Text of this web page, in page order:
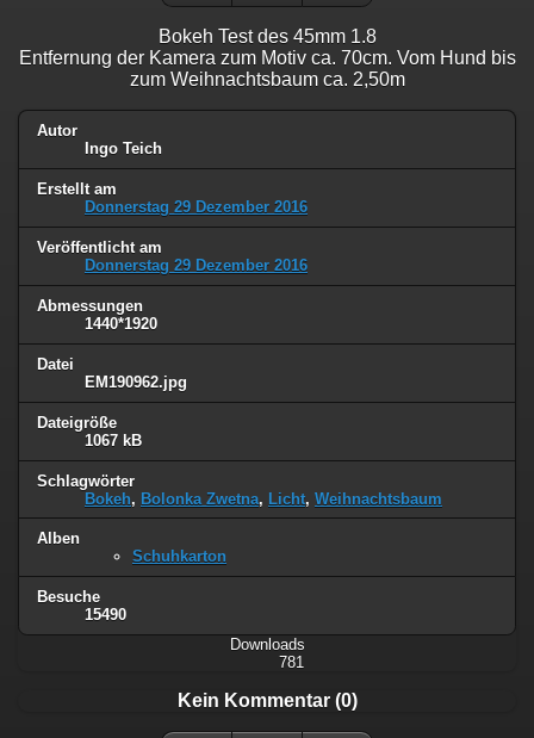
Bokeh Test des 45mm 1.8
Entfernung der Kamera zum Motiv ca. 70cm. Vom Hund bis
zum Weihnachtsbaum ca. 2,50m
Autor
Ingo Teich
Erstellt am
Donnerstag 29 Dezember 2016
Veröffentlicht am
Donnerstag 29 Dezember 2016
Abmessungen
1440*1920
Datei
EM190962.jpg
Dateigröße
1067 kB
Schlagwörter
Bokeh, Bolonka Zwetna, Licht, Weihnachtsbaum
Alben
Schuhkarton
Besuche
15490
Downloads
781
Kein Kommentar (0)